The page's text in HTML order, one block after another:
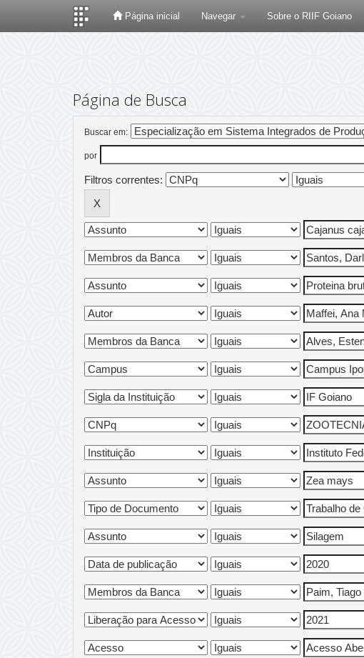
Página inicial Navegar Sobre o RIIF Goiano
Página de Busca
Buscar em:
por
Filtros correntes: